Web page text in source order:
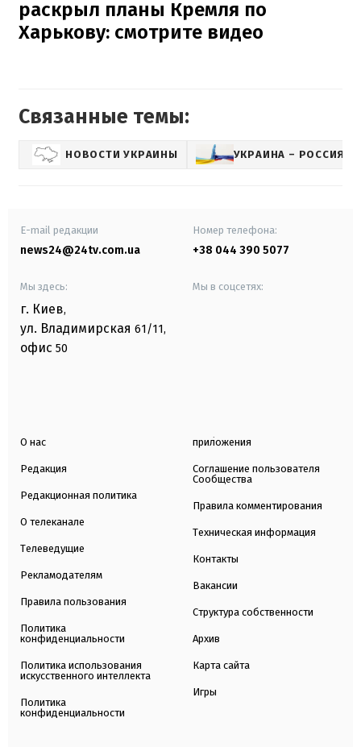
раскрыл планы Кремля по
Харькову: смотрите видео
Связанные темы:
НОВОСТИ УКРАИНЫ УКРАИНА – РОССИЯ
E-mail редакции
news24@24tv.com.ua
Номер телефона:
+38 044 390 5077
Мы здесь:
г. Киев,
ул. Владимирская 61/11,
офис 50
Мы в соцсетях:
О нас
Редакция
Редакционная политика
О телеканале
Телеведущие
Рекламодателям
Правила пользования
Политика
конфиденциальности
Политика использования
искусственного интеллекта
Политика
конфиденциальности
приложения
Соглашение пользователя
Сообщества
Правила комментирования
Техническая информация
Контакты
Вакансии
Структура собственности
Архив
Карта сайта
Игры